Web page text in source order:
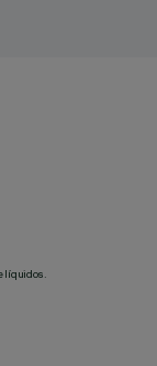
líquidos.